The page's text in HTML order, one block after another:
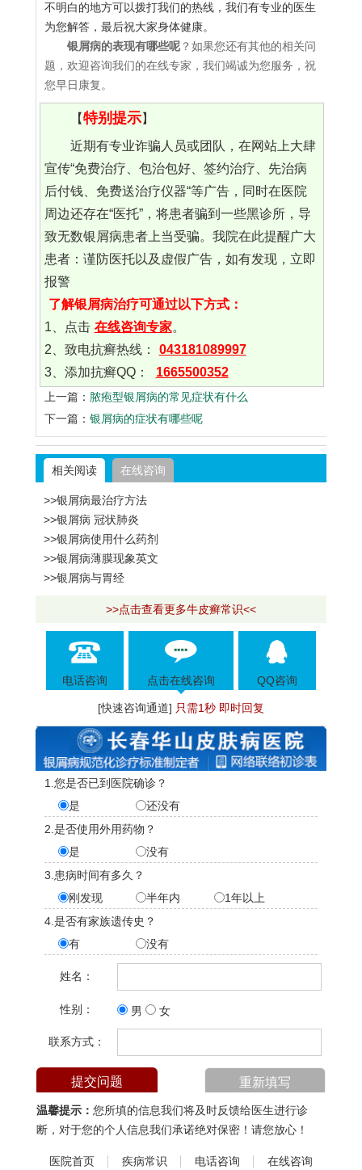
不明白的地方可以拨打我们的热线，我们有专业的医生
为您解答，最后祝大家身体健康。
银屑病的表现有哪些呢 ？如果您还有其他的相关问
题，欢迎咨询我们的在线专家，我们竭诚为您服务，祝
您早日康复。
【特别提示】
近期有专业诈骗人员或团队，在网站上大肆
宣传“免费治疗、包治包好、签约治疗、先治病
后付钱、免费送治疗仪器“等广告，同时在医院
周边还存在“医托”，将患者骗到一些黑诊所，导
致无数银屑病患者上当受骗。我院在此提醒广大
患者：谨防医托以及虚假广告，如有发现，立即
报警
了解银屑病治疗可通过以下方式：
1、点击 在线咨询专家。
2、致电抗癣热线：
043181089997
3、添加抗癣QQ：
1665500352
上一篇： 脓疱型银屑病的常见症状有什么
下一篇： 银屑病的症状有哪些呢
相关阅读 在线咨询
>>银屑病最治疗方法
>>银屑病 冠状肺炎
>>银屑病使用什么药剂
>>银屑病薄膜现象英文
>>银屑病与胃经
>>点击查看更多牛皮癣常识<<
电话咨询 点击在线咨询 QQ咨询
[快速咨询通道] 只需1秒 即时回复
1.您是否已到医院确诊？
是
还没有
2.是否使用外用药物？
是
没有
3.患病时间有多久？
刚发现
半年内
1年以上
4.是否有家族遗传史？
有
没有
姓名：
性别： 男 女
联系方式：
温馨提示： 您所填的信息我们将及时反馈给医生进行诊
断，对于您的个人信息我们承诺绝对保密！请您放心！
医院首页 疾病常识 电话咨询 在线咨询